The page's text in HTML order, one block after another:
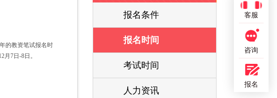
的教资笔试报名时
7日-8日。
报名条件
报名时间
报名时间
考试时间
人力资讯
客服
咨询
报名